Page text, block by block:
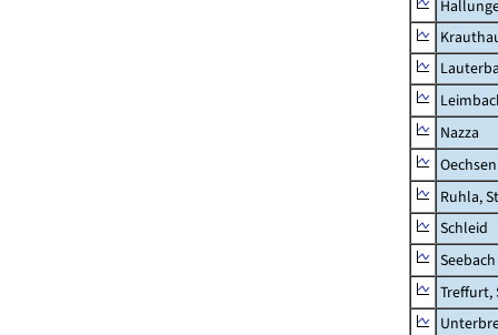
Nazza
Oechsen
Ruhla,
Schleid
Seebach
Treffurt,